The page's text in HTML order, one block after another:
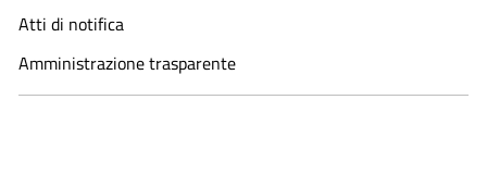
Atti di notifica
Amministrazione trasparente